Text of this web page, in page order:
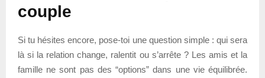
couple
Si tu hésites encore, pose-toi une question simple : qui sera
là si la relation change, ralentit ou s’arrête ? Les amis et la
famille ne sont pas des “options” dans une vie équilibrée.